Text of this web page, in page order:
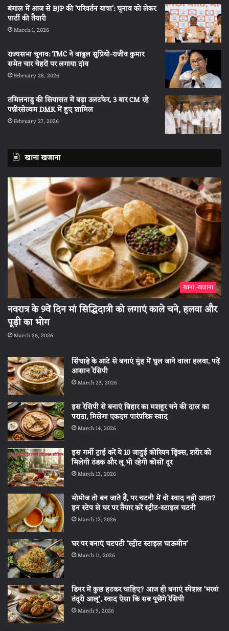
बंगाल में आज से BJP की ‘परिवर्तन यात्रा’: चुनाव को लेकर
पार्टी की तैयारी
March 1, 2026
राज्यसभा चुनाव: TMC ने बाबुल सुप्रियो-राजीव कुमार
समेत चार चेहरों पर लगाया दांव
February 28, 2026
तमिलनाडु की सियासत में बड़ा उलटफेर, 3 बार CM रहे
पन्नीरसेल्वम DMK में हुए शामिल
February 27, 2026
खाना खजाना
खाना -खजाना
नवरात्र के 9वें दिन मां सिद्धिदात्री को लगाएं काले चने, हलवा और
पूड़ी का भोग
March 26, 2026
सिंघाड़े के आटे से बनाएं मुंह में घुल जाने वाला हलवा, पढ़ें
आसान रेसिपी
March 23, 2026
इस रेसिपी से बनाएं बिहार का मशहूर चने की दाल का
पराठा, मिलेगा एकदम पारंपरिक स्वाद
March 14, 2026
इस गर्मी ट्राई करें ये 10 जादुई कोरियन ड्रिंक्स, शरीर को
मिलेगी ठंडक और लू भी रहेगी कोसों दूर
March 13, 2026
मोमोज तो बन जाते हैं, पर चटनी में वो स्वाद नहीं आता?
इन स्टेप से घर पर तैयार करें स्ट्रीट-स्टाइल चटनी
March 12, 2026
घर पर बनाएं चटपटी ‘स्ट्रीट स्टाइल चाऊमीन’
March 11, 2026
डिनर में कुछ हटकर चाहिए? आज ही बनाएं स्पेशल ‘भरवां
तंदूरी आलू’, स्वाद ऐसा कि सब पूछेंगे रेसिपी
March 9, 2026